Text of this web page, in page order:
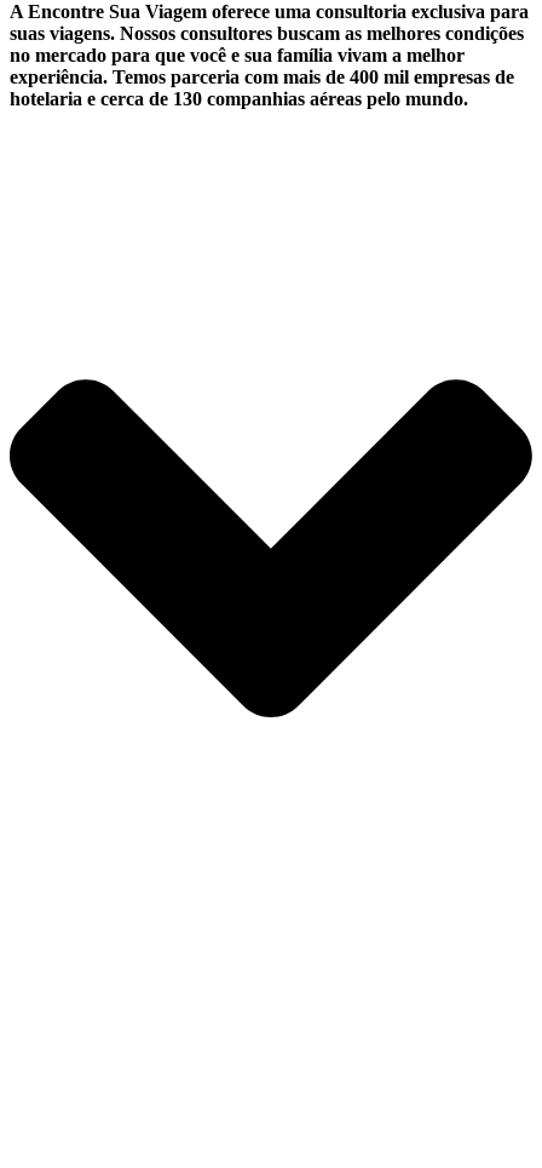
A Encontre Sua Viagem oferece uma consultoria exclusiva para
suas viagens. Nossos consultores buscam as melhores condições
no mercado para que você e sua família vivam a melhor
experiência. Temos parceria com mais de 400 mil empresas de
hotelaria e cerca de 130 companhias aéreas pelo mundo.